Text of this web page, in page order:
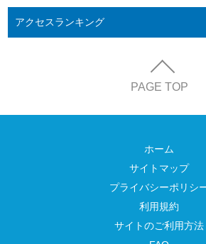
アクセスランキング
PAGE TOP
ホーム
サイトマップ
プライバシーポリシ
利用規約
サイトのご利用方法